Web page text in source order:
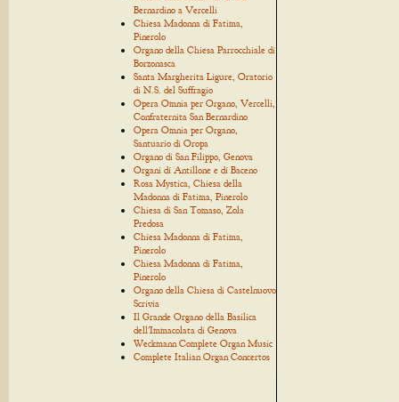
Bernardino a Vercelli
Chiesa Madonna di Fatima,
Pinerolo
Organo della Chiesa Parrocchiale di
Borzonasca
Santa Margherita Ligure, Oratorio
di N.S. del Suffragio
Opera Omnia per Organo, Vercelli,
Confraternita San Bernardino
Opera Omnia per Organo,
Santuario di Oropa
Organo di San Filippo, Genova
Organi di Antillone e di Baceno
Rosa Mystica, Chiesa della
Madonna di Fatima, Pinerolo
Chiesa di San Tomaso, Zola
Predosa
Chiesa Madonna di Fatima,
Pinerolo
Chiesa Madonna di Fatima,
Pinerolo
Organo della Chiesa di Castelnuovo
Scrivia
Il Grande Organo della Basilica
dell'Immacolata di Genova
Weckmann Complete Organ Music
Complete Italian Organ Concertos